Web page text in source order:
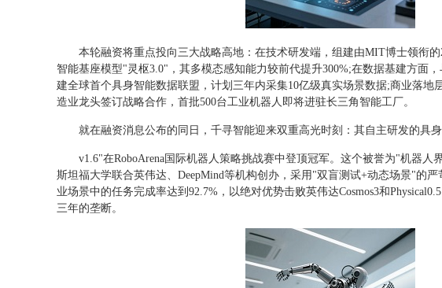
本轮融资将重点投向三大战略高地：在技术研发端，组建由MIT博士领衔
智能基座模型"灵枢3.0"，其多模态感知能力较前代提升300%;在数据基建方面
建全球首个具身智能数据联盟，计划三年内采集10亿级真实场景数据;商业落地
造业龙头签订战略合作，首批500台工业机器人即将进驻长三角智能工厂。
就在融资消息公布的同日，千寻智能迎来双重高光时刻：其自主研发的具
v1.6"在RoboArena国际机器人策略挑战赛中登顶冠军。这个被誉为"机器人
斯坦福大学联合英伟达、DeepMind等机构创办，采用"双盲测试+动态场景"的
业场景中的任务完成率达到92.7%，以绝对优势击败英伟达Cosmos3和
三年的垄断。